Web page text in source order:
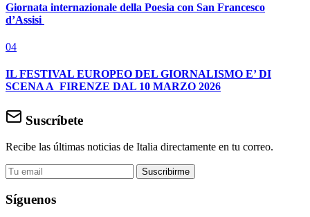
Giornata internazionale della Poesia con San Francesco
d’Assisi
04
IL FESTIVAL EUROPEO DEL GIORNALISMO E’ DI
SCENA A FIRENZE DAL 10 MARZO 2026
Suscríbete
Recibe las últimas noticias de Italia directamente en tu correo.
Suscribirme
Síguenos